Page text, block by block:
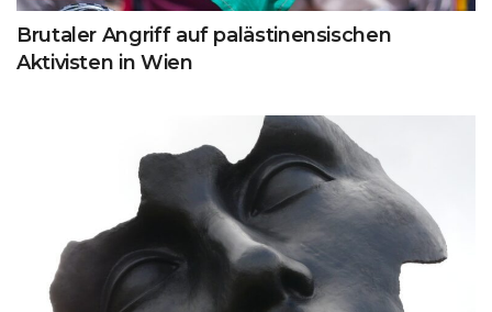
Brutaler Angriff auf palästinensischen
Aktivisten in Wien